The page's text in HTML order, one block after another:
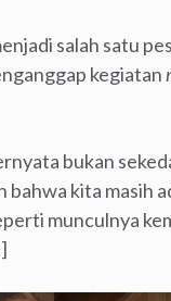
salah satu
kegiatan
bukan
bahwa kita masih
munculnya